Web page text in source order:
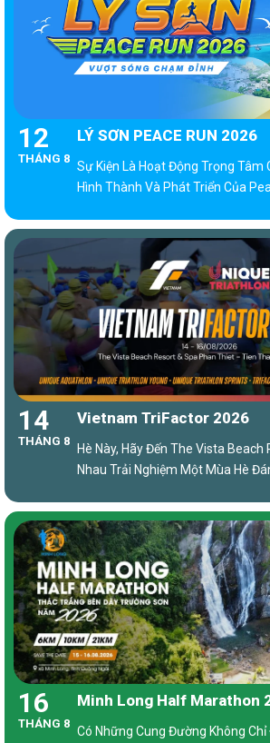
12
THÁNG 8
LÝ SƠN PEACE RUN 2026
Sự Kiện Là Hoạt Động Trọng Tâm
Hình Thành Và Phát Triển Của
Sức Khỏe, Ý Chí Và Giá Trị Con
14
THÁNG 8
Vietnam TriFactor 2026
Hè Này, Hãy Đến The Vista Beach
Nhau Trải Nghiệm Một Mùa Hè
16
THÁNG 8
Minh Long Half Marathon
Có Những Cung Đường Không Chỉ